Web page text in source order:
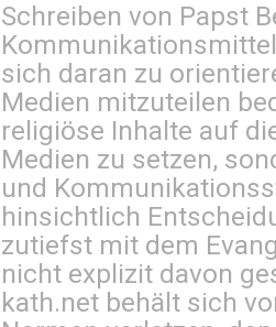
Schreiben von Papst
sich daran zu
Medien mitzuteilen
religiöse Inhalte auf
Medien zu setzen,
und
hinsichtlich
zutiefst mit dem
nicht explizit davon
kath.net behält sich